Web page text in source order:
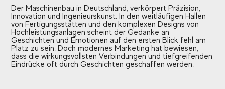
Der Maschinenbau in Deutschland, verkörpert Präzision,
Innovation und Ingenieurskunst. In den weitläufigen Hallen
von Fertigungsstätten und den komplexen Designs von
Hochleistungsanlagen scheint der Gedanke an
Geschichten und Emotionen auf den ersten Blick fehl am
Platz zu sein. Doch modernes Marketing hat bewiesen,
dass die wirkungsvollsten Verbindungen und tiefgreifenden
Eindrücke oft durch Geschichten geschaffen werden.